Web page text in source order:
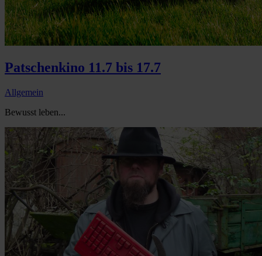
Patschenkino 11.7 bis 17.7
Allgemein
Bewusst leben...